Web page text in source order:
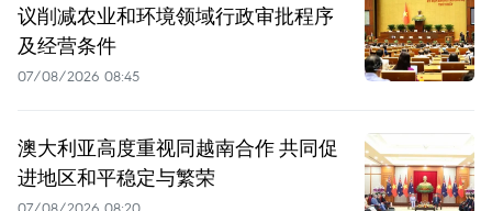
议削减农业和环境领域行政审批程序
及经营条件
07/08/2026 08:45
澳大利亚高度重视同越南合作 共同促
进地区和平稳定与繁荣